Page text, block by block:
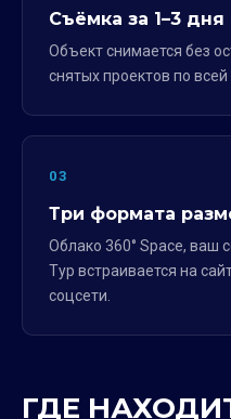
Съёмка за 1–3 дня
Объект снимается без
снятых проектов по всей
03
Три формата
Облако 360° Space, ваш
Тур встраивается на
соцсети.
ГДЕ